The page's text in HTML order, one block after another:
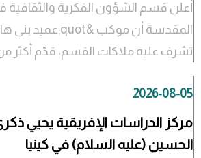
أعلن قسم الشؤون الفكرية والثقافية
تشرف عليه ملاكات القسم، قدّم أكثر من
2026-08-05
مركز الدراسات الإفريقية يحيي ذكرى
الحسين (عليه السلام) في كينيا